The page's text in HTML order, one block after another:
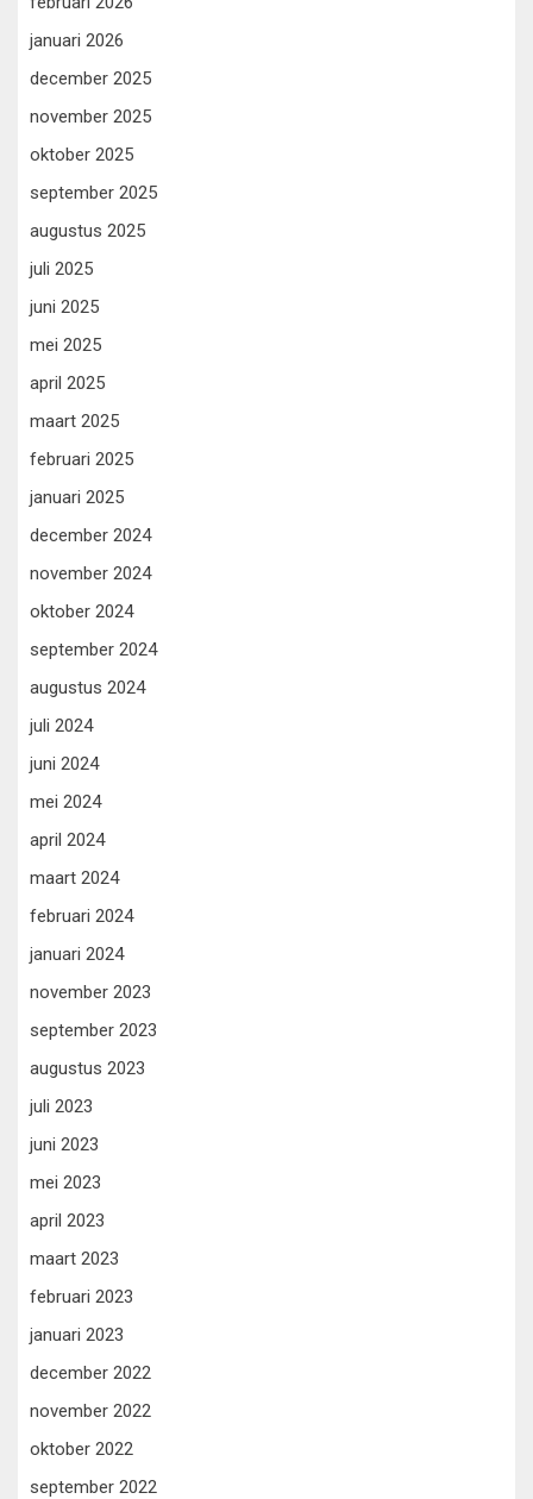
januari 2026
december 2025
november 2025
oktober 2025
september 2025
augustus 2025
juli 2025
juni 2025
mei 2025
april 2025
maart 2025
februari 2025
januari 2025
december 2024
november 2024
oktober 2024
september 2024
augustus 2024
juli 2024
juni 2024
mei 2024
april 2024
maart 2024
februari 2024
januari 2024
november 2023
september 2023
augustus 2023
juli 2023
juni 2023
mei 2023
april 2023
maart 2023
februari 2023
januari 2023
december 2022
november 2022
oktober 2022
september 2022